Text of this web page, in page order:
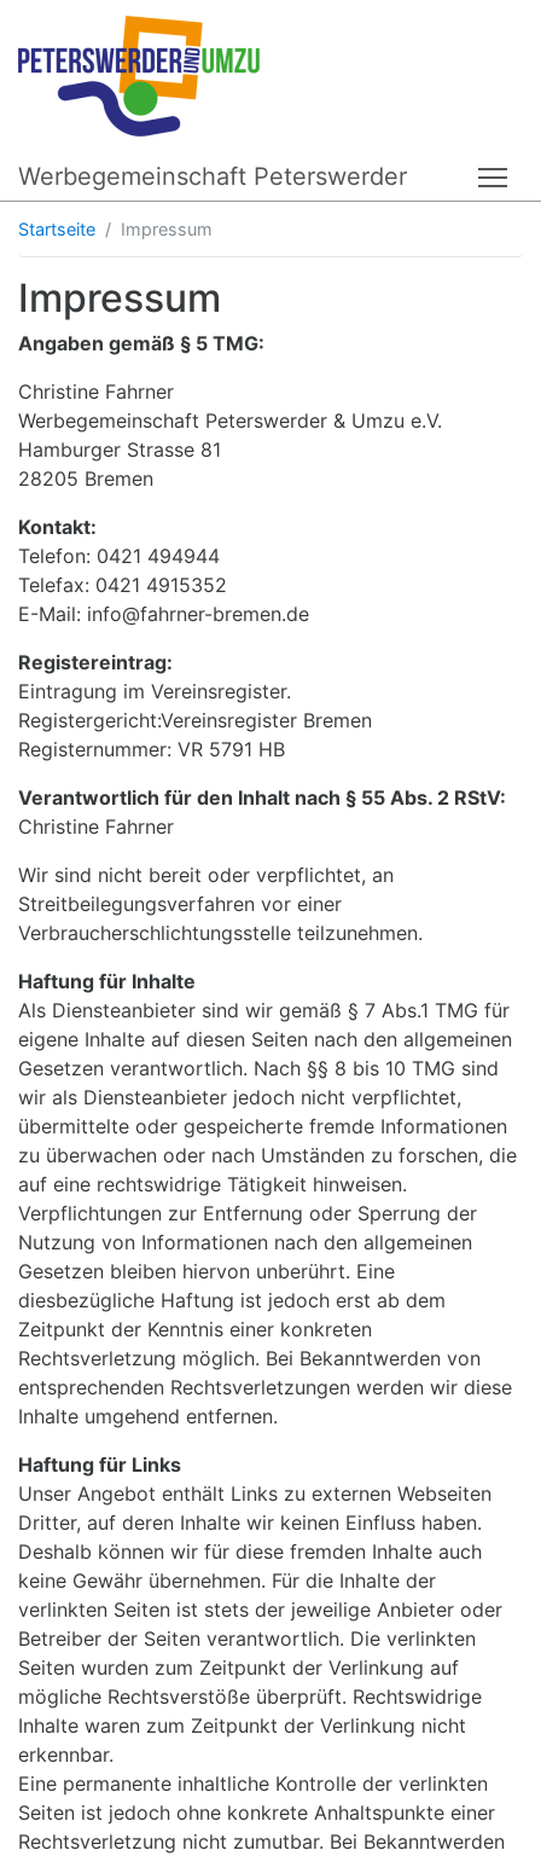
Werbegemeinschaft Peterswerder
Startseite Impressum
Impressum
Angaben gemäß § 5 TMG:
Christine Fahrner
Werbegemeinschaft Peterswerder & Umzu e.V.
Hamburger Strasse 81
28205 Bremen
Kontakt:
Telefon: 0421 494944
Telefax: 0421 4915352
E-Mail: info@fahrner-bremen.de
Registereintrag:
Eintragung im Vereinsregister.
Registergericht:Vereinsregister Bremen
Registernummer: VR 5791 HB
Verantwortlich für den Inhalt nach § 55 Abs. 2 RStV:
Christine Fahrner
Wir sind nicht bereit oder verpflichtet, an
Streitbeilegungsverfahren vor einer
Verbraucherschlichtungsstelle teilzunehmen.
Haftung für Inhalte
Als Diensteanbieter sind wir gemäß § 7 Abs.1 TMG für
eigene Inhalte auf diesen Seiten nach den allgemeinen
Gesetzen verantwortlich. Nach §§ 8 bis 10 TMG sind
wir als Diensteanbieter jedoch nicht verpflichtet,
übermittelte oder gespeicherte fremde Informationen
zu überwachen oder nach Umständen zu forschen, die
auf eine rechtswidrige Tätigkeit hinweisen.
Verpflichtungen zur Entfernung oder Sperrung der
Nutzung von Informationen nach den allgemeinen
Gesetzen bleiben hiervon unberührt. Eine
diesbezügliche Haftung ist jedoch erst ab dem
Zeitpunkt der Kenntnis einer konkreten
Rechtsverletzung möglich. Bei Bekanntwerden von
entsprechenden Rechtsverletzungen werden wir diese
Inhalte umgehend entfernen.
Haftung für Links
Unser Angebot enthält Links zu externen Webseiten
Dritter, auf deren Inhalte wir keinen Einfluss haben.
Deshalb können wir für diese fremden Inhalte auch
keine Gewähr übernehmen. Für die Inhalte der
verlinkten Seiten ist stets der jeweilige Anbieter oder
Betreiber der Seiten verantwortlich. Die verlinkten
Seiten wurden zum Zeitpunkt der Verlinkung auf
mögliche Rechtsverstöße überprüft. Rechtswidrige
Inhalte waren zum Zeitpunkt der Verlinkung nicht
erkennbar.
Eine permanente inhaltliche Kontrolle der verlinkten
Seiten ist jedoch ohne konkrete Anhaltspunkte einer
Rechtsverletzung nicht zumutbar. Bei Bekanntwerden